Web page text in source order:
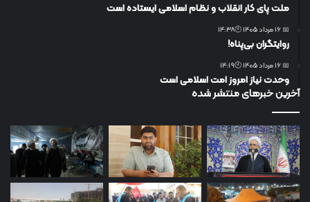
ملت پای کار انقلاب و نظام اسلامی ایستاده است
📅 16 مرداد 1405 🕙14:38
روایتگران بی‌پناه!
📅 16 مرداد 1405 🕙14:19
وحدت نیاز امروز امت اسلامی است
آخرین خبرهای منتشر شده